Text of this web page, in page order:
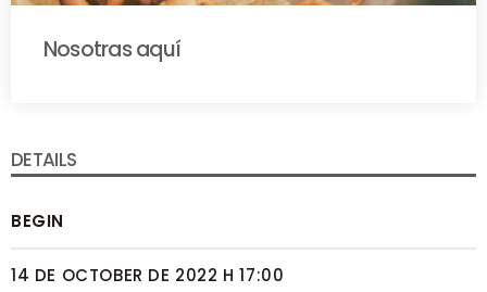
Nosotras aquí
DETAILS
BEGIN
14 DE OCTOBER DE 2022 H 17:00